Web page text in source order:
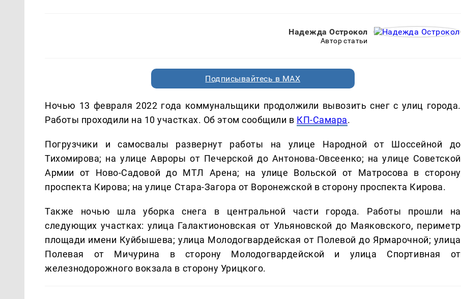
Надежда Острокол
Автор статьи
Подписывайтесь в MAX
Ночью 13 февраля 2022 года коммунальщики продолжили вывозить снег с улиц города.
Работы проходили на 10 участках. Об этом сообщили в КП-Самара.
Погрузчики и самосвалы развернут работы на улице Народной от Шоссейной до
Тихомирова; на улице Авроры от Печерской до Антонова-Овсеенко; на улице Советской
Армии от Ново-Садовой до МТЛ Арена; на улице Вольской от Матросова в сторону
проспекта Кирова; на улице Стара-Загора от Воронежской в сторону проспекта Кирова.
Также ночью шла уборка снега в центральной части города. Работы прошли на
следующих участках: улица Галактионовская от Ульяновской до Маяковского, периметр
площади имени Куйбышева; улица Молодогвардейская от Полевой до Ярмарочной; улица
Полевая от Мичурина в сторону Молодогвардейской и улица Спортивная от
железнодорожного вокзала в сторону Урицкого.